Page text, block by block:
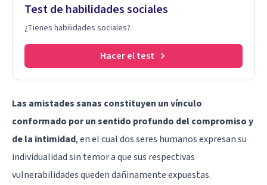
Test de habilidades sociales
¿Tienes habilidades sociales?
Hacer el test
Las amistades sanas constituyen un vínculo
conformado por un sentido profundo del compromiso y
de la intimidad, en el cual dos seres humanos expresan su
individualidad sin temor a que sus respectivas
vulnerabilidades queden dañinamente expuestas.